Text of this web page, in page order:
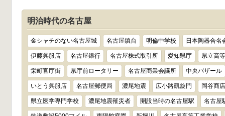
明治時代の名古屋
金シャチのない名古屋城 名古屋鎮台 明倫中学校 日本陶器合名
伊藤呉服店 名古屋銀行 名古屋株式取引所 愛知県庁 県立高
栄町官庁街 県庁前ロータリー 名古屋商業会議所 中央バザール
いとう呉服店 名古屋郵便局 濃尾地震 広小路凱旋門 岡谷商店
県立医学専門学校 濃尾地震罹災者 開設当時の名古屋駅 名古屋